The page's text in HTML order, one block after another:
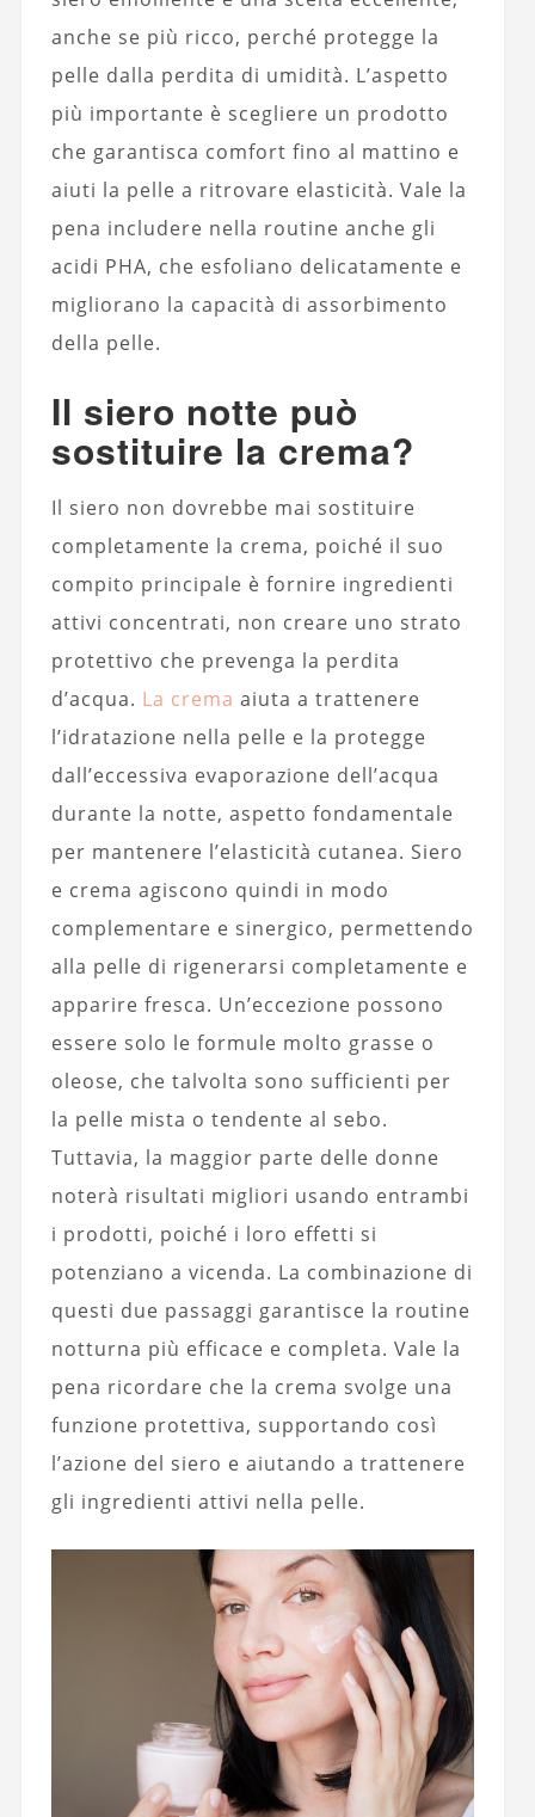
anche se più ricco, perché protegge la
pelle dalla perdita di umidità. L’aspetto
più importante è scegliere un prodotto
che garantisca comfort fino al mattino e
aiuti la pelle a ritrovare elasticità. Vale la
pena includere nella routine anche gli
acidi PHA, che esfoliano delicatamente e
migliorano la capacità di assorbimento
della pelle.
Il siero notte può
sostituire la crema?
Il siero non dovrebbe mai sostituire
completamente la crema, poiché il suo
compito principale è fornire ingredienti
attivi concentrati, non creare uno strato
protettivo che prevenga la perdita
d’acqua. La crema aiuta a trattenere
l’idratazione nella pelle e la protegge
dall’eccessiva evaporazione dell’acqua
durante la notte, aspetto fondamentale
per mantenere l’elasticità cutanea. Siero
e crema agiscono quindi in modo
complementare e sinergico, permettendo
alla pelle di rigenerarsi completamente e
apparire fresca. Un’eccezione possono
essere solo le formule molto grasse o
oleose, che talvolta sono sufficienti per
la pelle mista o tendente al sebo.
Tuttavia, la maggior parte delle donne
noterà risultati migliori usando entrambi
i prodotti, poiché i loro effetti si
potenziano a vicenda. La combinazione di
questi due passaggi garantisce la routine
notturna più efficace e completa. Vale la
pena ricordare che la crema svolge una
funzione protettiva, supportando così
l’azione del siero e aiutando a trattenere
gli ingredienti attivi nella pelle.